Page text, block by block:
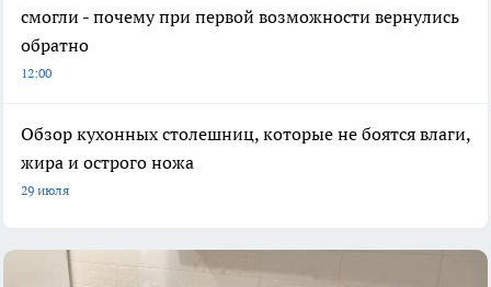
смогли - почему при первой возможности вернулись
обратно
12:00
Обзор кухонных столешниц, которые не боятся влаги,
жира и острого ножа
29 июля